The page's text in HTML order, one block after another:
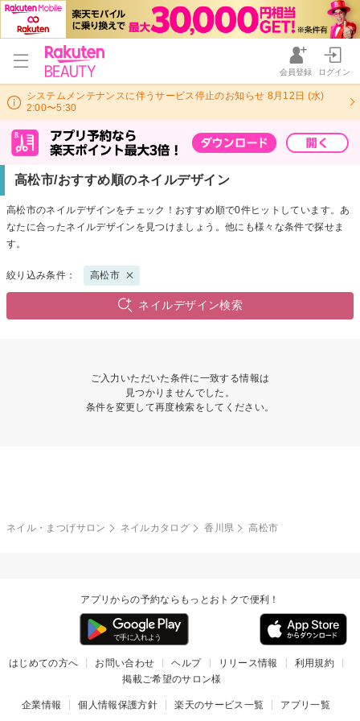
会員登録 ログイン
システムメンテナンスに伴うサービス停止のお知らせ 8月12日 (水)
2:00〜5:30
高松市/おすすめ順のネイルデザイン
高松市のネイルデザインをチェック！おすすめ順で0件ヒットしています。あ
なたに合ったネイルデザインを見つけましょう。他にも様々な条件で探せま
す。
絞り込み条件： 高松市
ネイルデザイン検索
ご入力いただいた条件に一致する情報は
見つかりませんでした。
条件を変更して再度検索をしてください。
ネイル・まつげサロン ネイルカタログ 香川県 高松市
アプリからの予約ならもっとおトクで便利！
はじめての方へ お問い合わせ ヘルプ リリース情報
利用規約
掲載ご希望のサロン様
企業情報 個人情報保護方針 楽天のサービス一覧 アプリ一覧